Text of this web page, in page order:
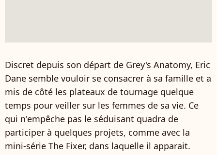
Discret depuis son départ de Grey's Anatomy, Eric
Dane semble vouloir se consacrer à sa famille et a
mis de côté les plateaux de tournage quelque
temps pour veiller sur les femmes de sa vie. Ce
qui n'empêche pas le séduisant quadra de
participer à quelques projets, comme avec la
mini-série The Fixer, dans laquelle il apparait.